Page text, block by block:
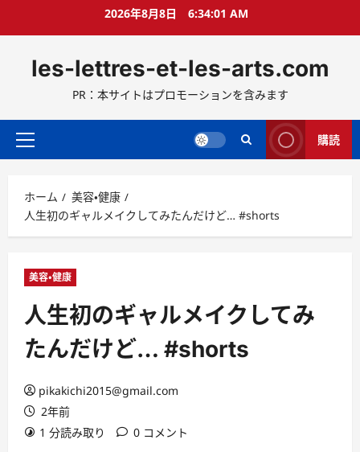
ス
ッ
2026年8月8日 6:34:03 AM
les-lettres-et-les-arts.com
PR：本サイトはプロモーションを含みます
メ
メ
ニ
ュ
購読
ホーム
美容・健康
人生初のギャルメイクしてみたんだけど… #shorts
美容・健康
人生初のギャルメイクしてみ
たんだけど… #shorts
pikakichi2015@gmail.com
2年前
1 分読み取り
0 コメント